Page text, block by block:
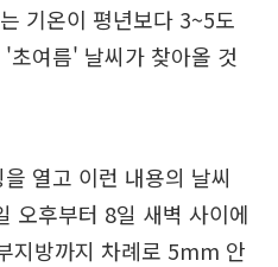
기온이 평년보다 3~5도
초여름' 날씨가 찾아올 것
열고 이런 내용의 날씨
오후부터 8일 새벽 사이에
지방까지 차례로 5mm 안